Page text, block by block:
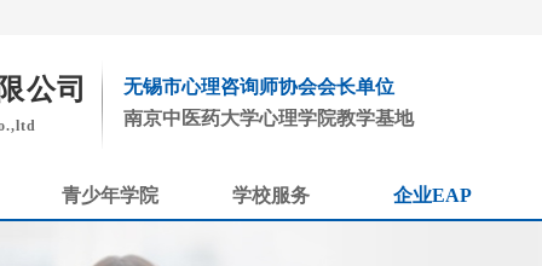
青少年学院 学校服务 企业EAP
公司
无锡市心理咨询师协会会长单位
南京中医药大学心理学院教学基地